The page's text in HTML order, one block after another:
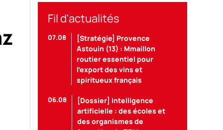
Fil d'actualités
07.08
[Stratégie] Provence
Astouin (13) : Mmaillon
routier essentiel pour
l’export des vins et
spiritueux français
06.08
[Dossier] Intelligence
artificielle : des écoles et
des organismes de